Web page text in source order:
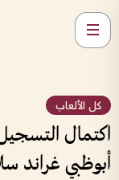
كل الألعاب
اكتمال
أبوظبي غراند